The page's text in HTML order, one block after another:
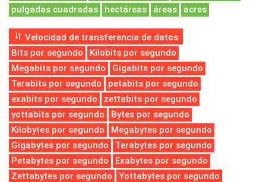
pulgadas cuadradas
hectáreas áreas acres
Velocidad de transferencia de datos
Bits por segundo
Kilobits por segundo
Megabits por segundo
Gigabits por segundo
Terabits por segundo
petabits por segundo
exabits por segundo
zettabits por segundo
yottabits por segundo
Bytes por segundo
Kilobytes por segundo
Megabytes por segundo
Gigabytes por segundo
Terabytes por segundo
Petabytes por segundo
Exabytes por segundo
Zettabytes por segundo
Yottabytes por segundo